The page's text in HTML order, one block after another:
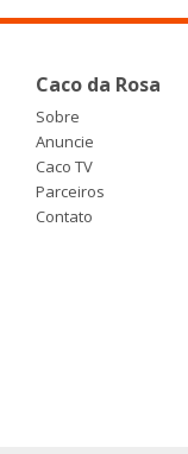
Caco da Rosa
Sobre
Anuncie
Caco TV
Parceiros
Contato